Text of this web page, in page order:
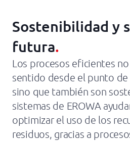
Sostenibilidad y
futura.
Los procesos eficientes
sentido desde el punto
sino que también son
sistemas de EROWA
optimizar el uso de los
residuos, gracias a